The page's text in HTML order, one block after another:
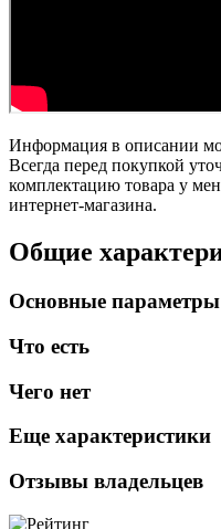
Информация в описании
Всегда перед покупкой
комплектацию товара у
интернет-магазина.
Общие
Основные параметры
Что есть
Чего нет
Еще характеристики
Отзывы владельцев